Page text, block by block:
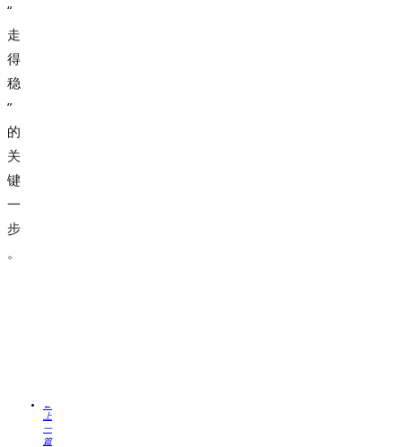
“
走
得
稳
”
的
关
键
一
步
。
←
上
一
篇